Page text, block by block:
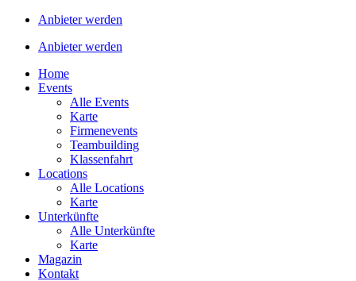
Anbieter werden
Anbieter werden
Home
Events
Alle Events
Karte
Firmenevents
Teambuilding
Klassenfahrt
Locations
Alle Locations
Karte
Unterkünfte
Alle Unterkünfte
Karte
Magazin
Kontakt